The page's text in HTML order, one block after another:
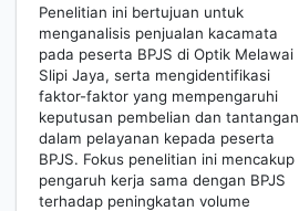
Penelitian ini bertujuan untuk
menganalisis penjualan kacamata
pada peserta BPJS di Optik Melawai
Slipi Jaya, serta mengidentifikasi
faktor-faktor yang mempengaruhi
keputusan pembelian dan tantangan
dalam pelayanan kepada peserta
BPJS. Fokus penelitian ini mencakup
pengaruh kerja sama dengan BPJS
terhadap peningkatan volume